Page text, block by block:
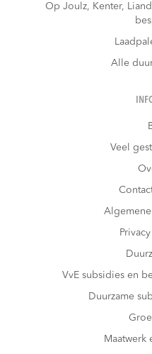
Op Joulz, Kenter,
Alle
Veel
VvE subsidies en
Duurzame
Maatwerk